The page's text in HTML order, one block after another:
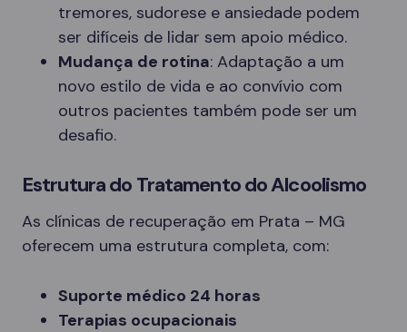
tremores, sudorese e ansiedade podem
ser difíceis de lidar sem apoio médico.
Mudança de rotina: Adaptação a um
novo estilo de vida e ao convívio com
outros pacientes também pode ser um
desafio.
Estrutura do Tratamento do Alcoolismo
As clínicas de recuperação em Prata – MG
oferecem uma estrutura completa, com:
Suporte médico 24 horas
Terapias ocupacionais